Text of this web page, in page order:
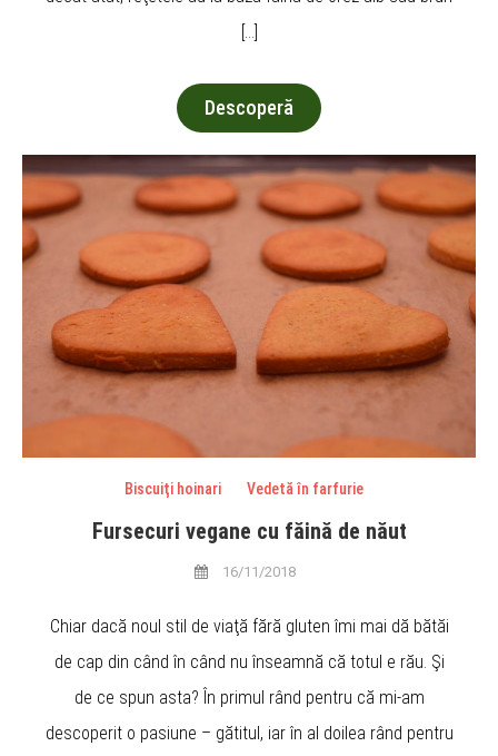
[…]
Descoperă
Biscuiţi hoinari Vedetă în farfurie
Fursecuri vegane cu făină de năut
16/11/2018
Chiar dacă noul stil de viaţă fără gluten îmi mai dă bătăi
de cap din când în când nu înseamnă că totul e rău. Şi
de ce spun asta? În primul rând pentru că mi-am
descoperit o pasiune – gătitul, iar în al doilea rând pentru